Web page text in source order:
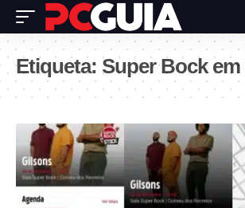
Etiqueta: Super Bock